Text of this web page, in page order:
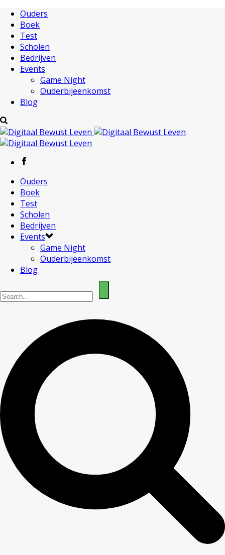
Ouders
Boek
Test
Scholen
Bedrijven
Events
Game Night
Ouderbijeenkomst
Blog
Ouders
Boek
Test
Scholen
Bedrijven
Events
Game Night
Ouderbijeenkomst
Blog